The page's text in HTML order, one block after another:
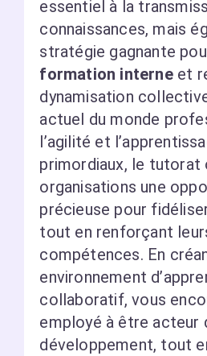
essentiel à la
connaissances, mais
stratégie gagnante
formation interneet
dynamisation
actuel du monde
l’agilité et
primordiaux, le tutorat
organisations une
précieuse pour
tout en renforçant
compétences. En
environnement
collaboratif, vous
employé à être acteur
développement, tout